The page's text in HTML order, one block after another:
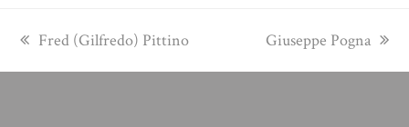
previous
Fred (Gilfredo) Pittino
next
Giuseppe Pogna